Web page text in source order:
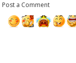
Post a Comment